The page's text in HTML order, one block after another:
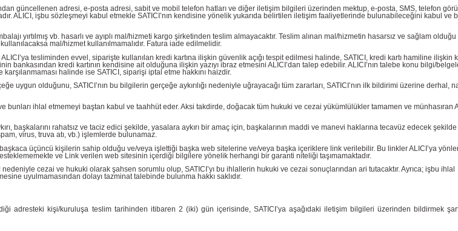
güncellenen adresi, e-posta adresi, sabit ve mobil telefon hatları ve diğer iletişim bilgileri üzerinden mektup, e-posta, SMS, telefon
ALICI, işbu sözleşmeyi kabul etmekle SATICI’nın kendisine yönelik yukarıda belirtilen iletişim faaliyetlerinde bulunabileceğini kabul ve
yırtılmış vb. hasarlı ve ayıplı mal/hizmeti kargo şirketinden teslim almayacaktır. Teslim alınan mal/hizmetin hasarsız ve sağlam
mal/hizmet kullanılmamalıdır. Fatura iade edilmelidir.
tesliminden evvel, siparişte kullanılan kredi kartına ilişkin güvenlik açığı tespit edilmesi halinde, SATICI, kredi kartı hamiline ilişkin
bankasından kredi kartının kendisine ait olduğuna ilişkin yazıyı ibraz etmesini ALICI’dan talep edebilir. ALICI’nın talebe konu bilgi/
halinde ise SATICI, siparişi iptal etme hakkını haizdir.
uygun olduğunu, SATICI’nın bu bilgilerin gerçeğe aykırılığı nedeniyle uğrayacağı tüm zararları, SATICI’nın ilk bildirimi üzerine derhal,
ihlal etmemeyi baştan kabul ve taahhüt eder. Aksi takdirde, doğacak tüm hukuki ve cezai yükümlülükler tamamen ve münhasıran
başkalarını rahatsız ve taciz edici şekilde, yasalara aykırı bir amaç için, başkalarının maddi ve manevi haklarına tecavüz edecek şekilde
virus, truva atı, vb.) işlemlerde bulunamaz.
üçüncü kişilerin sahip olduğu ve/veya işlettiği başka web sitelerine ve/veya başka içeriklere link verilebilir. Bu linkler ALICI’ya
ve Link verilen web sitesinin içerdiği bilgilere yönelik herhangi bir garanti niteliği taşımamaktadır.
cezai ve hukuki olarak şahsen sorumlu olup, SATICI’yı bu ihlallerin hukuki ve cezai sonuçlarından ari tutacaktır. Ayrıca; işbu ihlal
uyulmamasından dolayı tazminat talebinde bulunma hakkı saklıdır.
adresteki kişi/kuruluşa teslim tarihinden itibaren 2 (iki) gün içerisinde, SATICI’ya aşağıdaki iletişim bilgileri üzerinden bildirmek